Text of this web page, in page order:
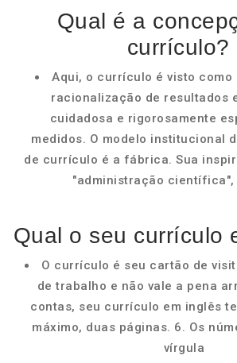
Qual é a
currículo?
Aqui, o currículo é visto como
racionalização de resultados
cuidadosa e rigorosamente
medidos. O modelo institucional
de currículo é a fábrica. Sua
"administração científica",
Qual o seu currículo
O currículo é seu cartão de
de trabalho e não vale a pena
contas, seu currículo em inglês
máximo, duas páginas. 6. Os
vírgula